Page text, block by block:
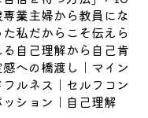
専業主婦から教員にな
た私だからこそ伝えら
る自己理解から自己肯
感への橋渡し｜マイン
フルネス｜セルフコン
ッション｜自己理解